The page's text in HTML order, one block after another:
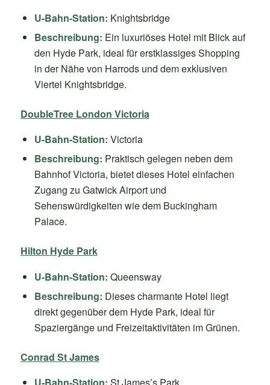
U-Bahn-Station: Knightsbridge
Beschreibung: Ein luxuriöses Hotel mit Blick auf
den Hyde Park, ideal für erstklassiges Shopping
in der Nähe von Harrods und dem exklusiven
Viertel Knightsbridge.
DoubleTree London Victoria
U-Bahn-Station: Victoria
Beschreibung: Praktisch gelegen neben dem
Bahnhof Victoria, bietet dieses Hotel einfachen
Zugang zu Gatwick Airport und
Sehenswürdigkeiten wie dem Buckingham
Palace.
Hilton Hyde Park
U-Bahn-Station: Queensway
Beschreibung: Dieses charmante Hotel liegt
direkt gegenüber dem Hyde Park, ideal für
Spaziergänge und Freizeitaktivitäten im Grünen.
Conrad St James